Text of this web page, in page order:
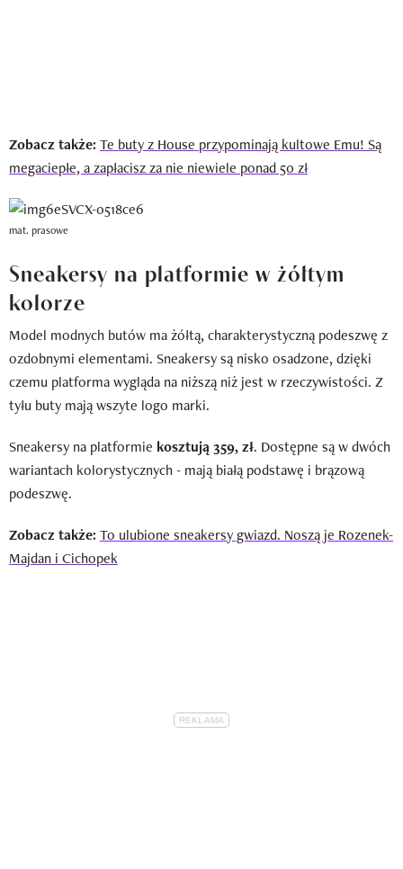
Zobacz także: Te buty z House przypominają kultowe Emu! Są
megaciepłe, a zapłacisz za nie niewiele ponad 50 zł
mat. prasowe
Sneakersy na platformie w żółtym
kolorze
Model modnych butów ma żółtą, charakterystyczną podeszwę z
ozdobnymi elementami. Sneakersy są nisko osadzone, dzięki
czemu platforma wygląda na niższą niż jest w rzeczywistości. Z
tyłu buty mają wszyte logo marki.
Sneakersy na platformie kosztują 359, zł. Dostępne są w dwóch
wariantach kolorystycznych - mają białą podstawę i brązową
podeszwę.
Zobacz także: To ulubione sneakersy gwiazd. Noszą je Rozenek-
Majdan i Cichopek